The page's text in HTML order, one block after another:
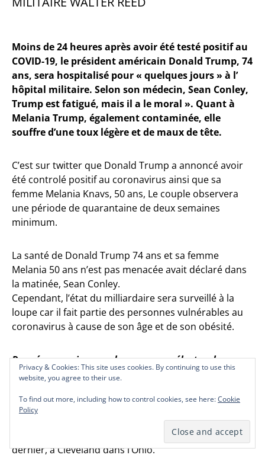
Privacy & Cookies: This site uses cookies. By continuing to use this
website, you agree to their use.
To find out more, including how to control cookies, see here:Cookie
Policy
Moins de 24 heures après avoir été testé positif au
COVID-19, le président américain Donald Trump, 74
ans, sera hospitalisé pour « quelques jours » à l’
hôpital militaire. Selon son médecin, Sean Conley,
Trump est fatigué, mais il a le moral ». Quant à
Melania Trump, également contaminée, elle
souffre d’une toux légère et de maux de tête.
C’est sur twitter que Donald Trump a annoncé avoir
été controlé positif au coronavirus ainsi que sa
femme Melania Knavs, 50 ans, Le couple observera
une période de quarantaine de deux semaines
minimum.
La santé de Donald Trump 74 ans et sa femme
Melania 50 ans n’est pas menacée avait déclaré dans
la matinée, Sean Conley.
Cependant, l’état du milliardaire sera surveillé à la
loupe car il fait partie des personnes vulnérables au
coronavirus à cause de son âge et de son obésité.
Des répercussions sur la campagne électorale
sur la campagne électorale de Donald Trump, déjà en
retard dans les sondages et qui n’a pas assuré lors du
premier débat face à Joe Biden le 30 Septembre
dernier, à Cleveland dans l’Ohio.
Privacy & Cookies: This site uses cookies. By continuing to use this
website, you agree to their use.
To find out more, including how to control cookies, see here:Cookie
Policy
Privacy & Cookies: This site uses cookies. By continuing to use this
website, you agree to their use.
To find out more, including how to control cookies, see here:Cookie
Policy